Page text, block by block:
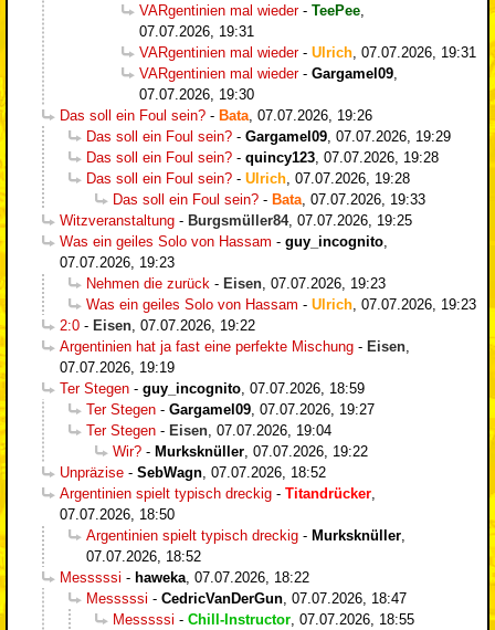
VARgentinien mal wieder- TeePee,
07.07.2026, 19:31
VARgentinien mal wieder- Ulrich, 07.07.2026, 19:31
VARgentinien mal wieder- Gargamel09,
07.07.2026, 19:30
Das soll ein Foul sein? - Bata, 07.07.2026, 19:26
Das soll ein Foul sein? - Gargamel09, 07.07.2026, 19:29
Das soll ein Foul sein? - quincy123, 07.07.2026, 19:28
Das soll ein Foul sein? - Ulrich, 07.07.2026, 19:28
Das soll ein Foul sein? - Bata, 07.07.2026, 19:33
Witzveranstaltung - Burgsmüller84, 07.07.2026, 19:25
Was ein geiles Solo von Hassam - guy_incognito,
07.07.2026, 19:23
Nehmen die zurück - Eisen, 07.07.2026, 19:23
Was ein geiles Solo von Hassam - Ulrich, 07.07.2026, 19:23
2:0 - Eisen, 07.07.2026, 19:22
Argentinien hat ja fast eine perfekte Mischung - Eisen,
07.07.2026, 19:19
Ter Stegen - guy_incognito, 07.07.2026, 18:59
Ter Stegen - Gargamel09, 07.07.2026, 19:27
Ter Stegen - Eisen, 07.07.2026, 19:04
Wir? - Murksknüller, 07.07.2026, 19:22
Unpräzise - SebWagn, 07.07.2026, 18:52
Argentinien spielt typisch dreckig - Titandrücker,
07.07.2026, 18:50
Argentinien spielt typisch dreckig - Murksknüller,
07.07.2026, 18:52
Messsssi - haweka, 07.07.2026, 18:22
Messsssi - CedricVanDerGun, 07.07.2026, 18:47
Messsssi - Chill-Instructor, 07.07.2026, 18:55